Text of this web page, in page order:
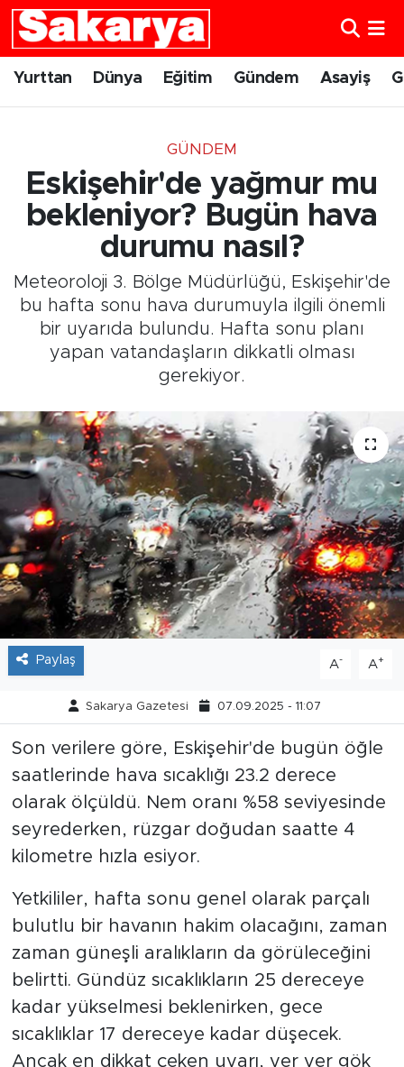
Yurttan Dünya Eğitim Gündem Asayiş
GÜNDEM
Eskişehir'de yağmur mu
bekleniyor? Bugün hava
durumu nasıl?
Meteoroloji 3. Bölge Müdürlüğü, Eskişehir'de
bu hafta sonu hava durumuyla ilgili önemli
bir uyarıda bulundu. Hafta sonu planı
yapan vatandaşların dikkatli olması
gerekiyor.
Paylaş A- A+
Sakarya Gazetesi 07.09.2025 - 11:07
Son verilere göre, Eskişehir'de bugün öğle
saatlerinde hava sıcaklığı 23.2 derece
olarak ölçüldü. Nem oranı %58 seviyesinde
seyrederken, rüzgar doğudan saatte 4
kilometre hızla esiyor.
Yetkililer, hafta sonu genel olarak parçalı
bulutlu bir havanın hakim olacağını, zaman
zaman güneşli aralıkların da görüleceğini
belirtti. Gündüz sıcaklıkların 25 dereceye
kadar yükselmesi beklenirken, gece
sıcaklıklar 17 dereceye kadar düşecek.
Ancak en dikkat çeken uyarı, yer yer gök
Yurttan
Gündem
Eskişehirspor
Spor
Tarihçe
Resmi İlanlar
Söyleşi
Foto Şaka
Teknoloji
Politika
Eskişehir Nöbetçi Eczaneler
Eskişehir Trafik Yoğunluk Haritası
Süper Lig Puan Durumu ve Fikstür
Tüm Manşetler
Son Dakika Haberleri